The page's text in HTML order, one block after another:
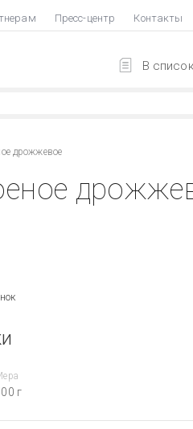
Пресс-центр Контакты
В
дрожжевое
г